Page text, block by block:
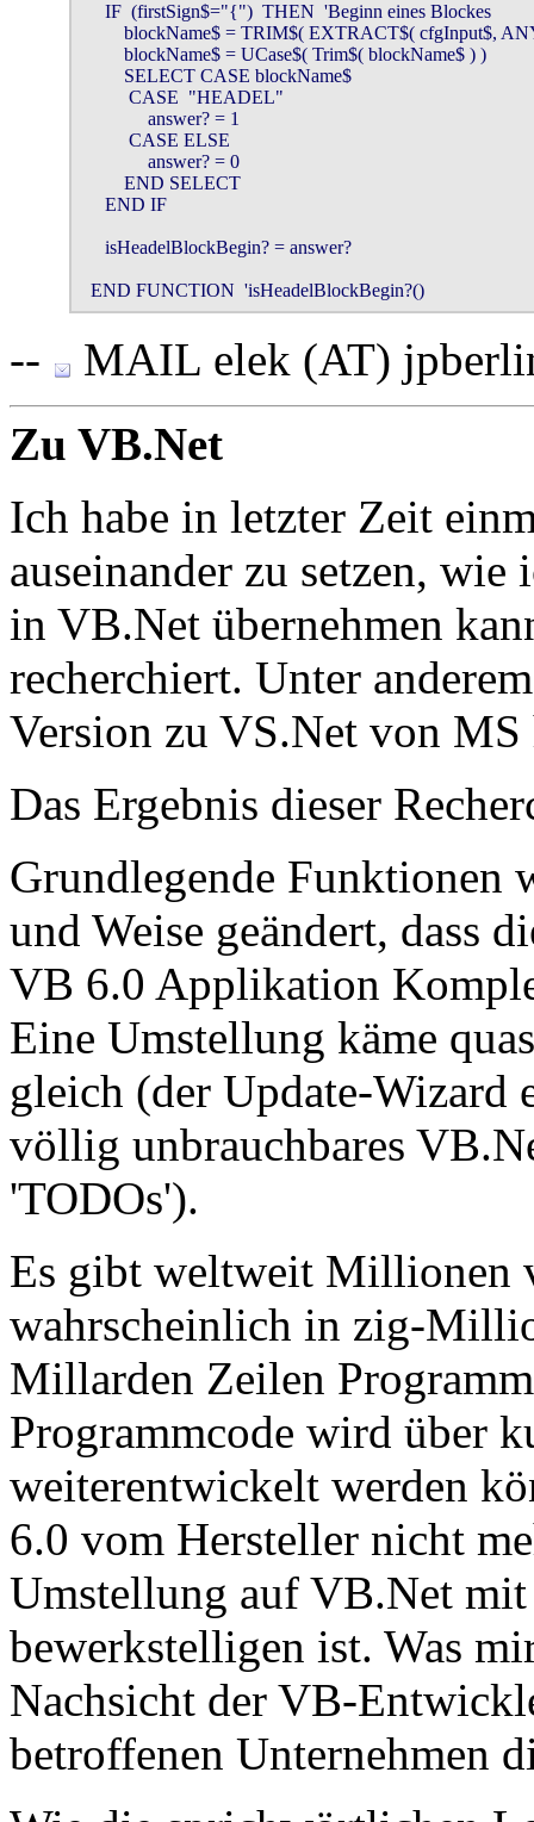
     IF  (firstSign$="{")  THEN  'Beginn eines Blockes
blockName$ = TRIM$( EXTRACT$( cfgInput$,
         blockName$ = UCase$( Trim$( blockName$ ) )
         SELECT CASE blockName$
          CASE  "HEADEL"
              answer? = 1
          CASE ELSE
              answer? = 0
         END SELECT
     END IF
     isHeadelBlockBegin? = answer?
  END FUNCTION  'isHeadelBlockBegin?()
--
MAIL elek (AT)
Zu VB.Net
Ich habe in letzter Zeit
auseinander zu setzen,
in VB.Net übernehmen
recherchiert. Unter
Version zu VS.Net von MS
Das Ergebnis dieser
Grundlegende Funktionen
und Weise geändert, dass
VB 6.0 Applikation
Eine Umstellung käme
gleich (der Update-Wizard
völlig unbrauchbares
'TODOs').
Es gibt weltweit Millionen
wahrscheinlich in zig-
Millarden Zeilen
Programmcode wird über
weiterentwickelt werden
6.0 vom Hersteller nicht
Umstellung auf VB.Net
bewerkstelligen ist. Was
Nachsicht der VB-
betroffenen Unternehmen